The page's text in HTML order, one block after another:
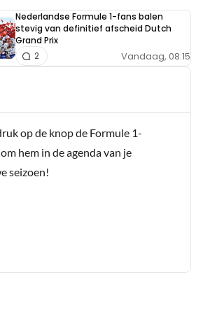
Nederlandse Formule 1-fans balen
stevig van definitief afscheid Dutch
Grand Prix
Vandaag, 08:15
2
op de knop de Formule 1-
hem in de agenda van je
seizoen!